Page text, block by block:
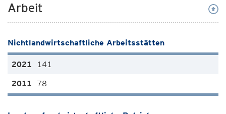
Arbeit
Nichtlandwirtschaftliche Arbeitsstätten
141
78